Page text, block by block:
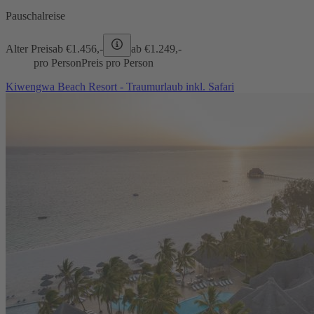
Pauschalreise
Alter Preisab €1.456,- ab €1.249,-
pro PersonPreis pro Person
Kiwengwa Beach Resort - Traumurlaub inkl. Safari